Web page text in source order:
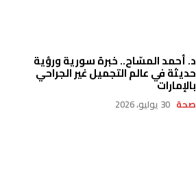
د. أحمد المسّاح.. خبرة سورية ورؤية
حديثة في عالم التجميل غير الجراحي
بالإمارات
صحة 30 يوليو، 2026